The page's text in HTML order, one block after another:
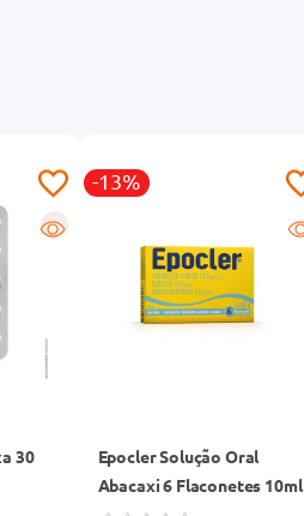
R
30
-13%
Epocler Solução Oral
Abacaxi 6 Flaconetes 10ml